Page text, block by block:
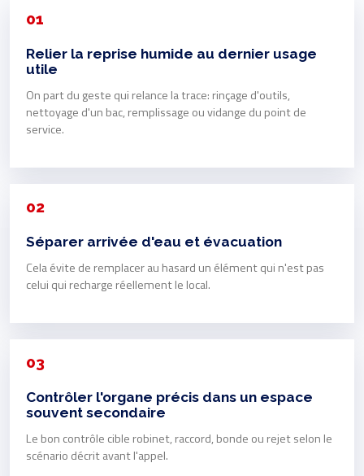
01
Relier la reprise humide au dernier usage
utile
On part du geste qui relance la trace: rinçage d'outils,
nettoyage d'un bac, remplissage ou vidange du point de
service.
02
Séparer arrivée d'eau et évacuation
Cela évite de remplacer au hasard un élément qui n'est pas
celui qui recharge réellement le local.
03
Contrôler l'organe précis dans un espace
souvent secondaire
Le bon contrôle cible robinet, raccord, bonde ou rejet selon le
scénario décrit avant l'appel.